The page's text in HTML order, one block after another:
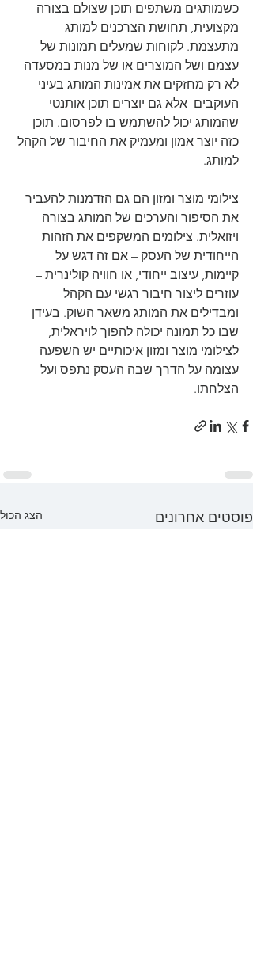
כשמותגים משתפים תוכן שצולם בצורה
מקצועית, תחושת הצרכנים למותג
מתעצמת. לקוחות שמעלים תמונות של
עצמם ושל המוצרים או של מנות במסעדה
לא רק מחזקים את אמינות המותג בעיני
העוקבים  אלא גם יוצרים תוכן אותנטי
שהמותג יכול להשתמש בו לפרסום. תוכן
כזה יוצר אמון ומעמיק את החיבור של הקהל
למותג.
צילומי מוצר ומזון הם גם הזדמנות להעביר
את הסיפור והערכים של המותג בצורה
ויזואלית. צילומים המשקפים את הזהות
הייחודית של העסק – אם זה דגש על
קיימות, עיצוב ייחודי, או חוויה קולינרית –
עוזרים ליצור חיבור רגשי עם הקהל
ומבדילים את המותג משאר השוק. בעידן
שבו כל תמונה יכולה להפוך לויראלית,
לצילומי מוצר ומזון איכותיים יש השפעה
עצומה על הדרך שבה העסק נתפס ועל
הצלחתו.
פוסטים אחרונים הצג הכול